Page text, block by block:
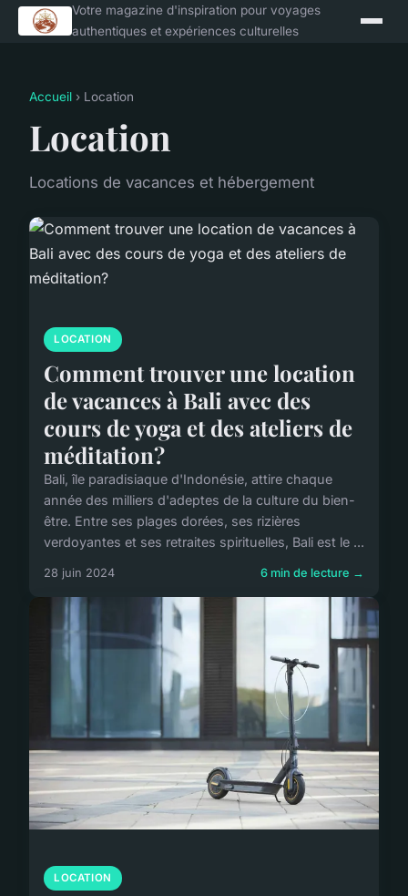
Votre magazine d'inspiration pour voyages
authentiques et expériences culturelles
Accueil › Location
Location
Locations de vacances et hébergement
LOCATION
Comment trouver une location
de vacances à Bali avec des
cours de yoga et des ateliers de
méditation?
Bali, île paradisiaque d'Indonésie, attire chaque
année des milliers d'adeptes de la culture du bien-
être. Entre ses plages dorées, ses rizières
verdoyantes et ses retraites spirituelles, Bali est le ...
28 juin 2024 6 min de lecture →
LOCATION